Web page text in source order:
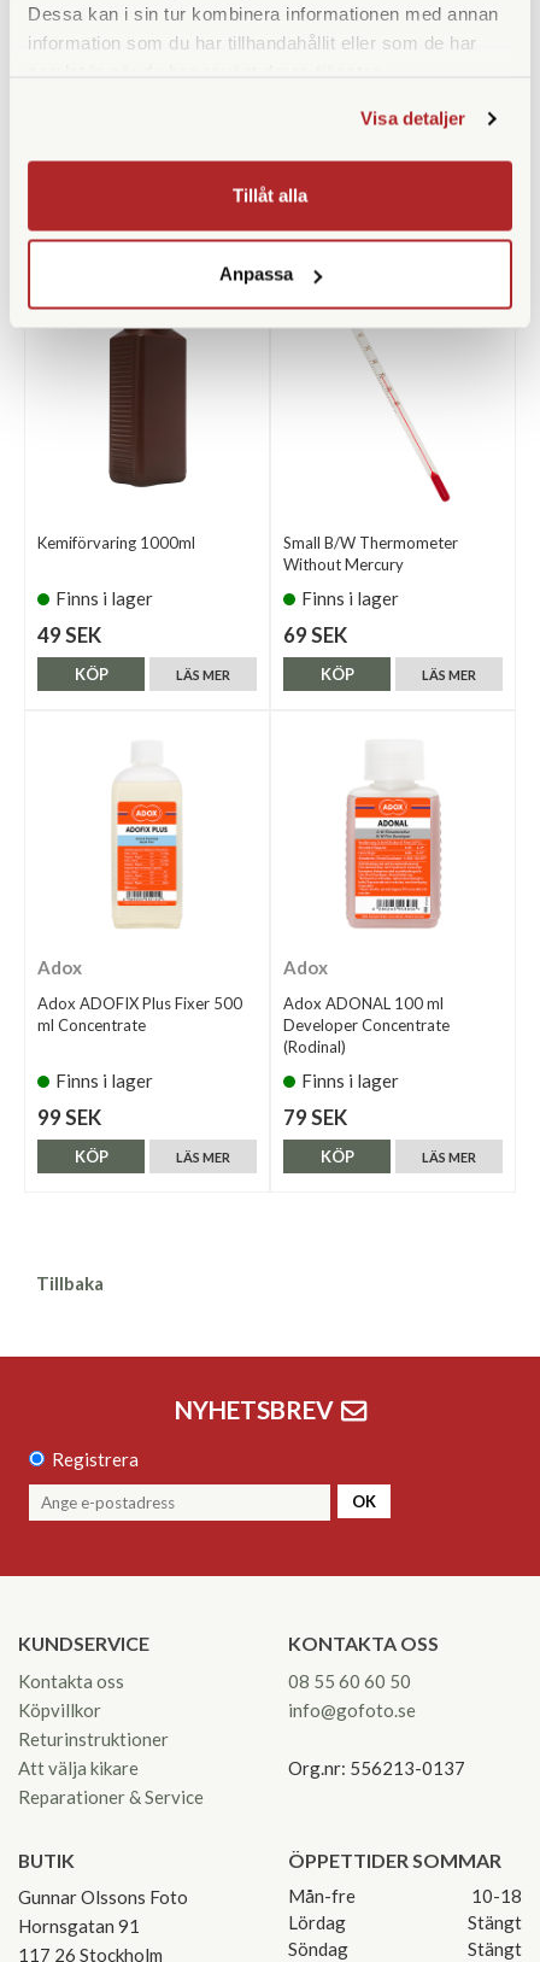
Dessa kan i sin tur kombinera informationen med annan
information som du har tillhandahållit eller som de har
Visa detaljer
Tillåt alla
Anpassa
Finns i lager
LÄS MER
KÖP
ISO 200 (12st)
39 SEK
LÄS MER
KÖP
Kemiförvaring 1000ml
Finns i lager
49 SEK
LÄS MER
KÖP
Small B/W Thermometer
Without Mercury
Finns i lager
69 SEK
LÄS MER
KÖP
Adox
Adox ADOFIX Plus Fixer 500
ml Concentrate
Finns i lager
99 SEK
LÄS MER
KÖP
Adox
Adox ADONAL 100 ml
Developer Concentrate
(Rodinal)
Finns i lager
79 SEK
LÄS MER
KÖP
Tillbaka
NYHETSBREV
Registrera
OK
KUNDSERVICE
Kontakta oss
Köpvillkor
Returinstruktioner
Att välja kikare
Reparationer & Service
KONTAKTA OSS
08 55 60 60 50
info@gofoto.se
Org.nr: 556213-0137
BUTIK
Gunnar Olssons Foto
Hornsgatan 91
117 26 Stockholm
ÖPPETTIDER SOMMAR
Mån-fre
10-18
Lördag
Stängt
Söndag
Stängt